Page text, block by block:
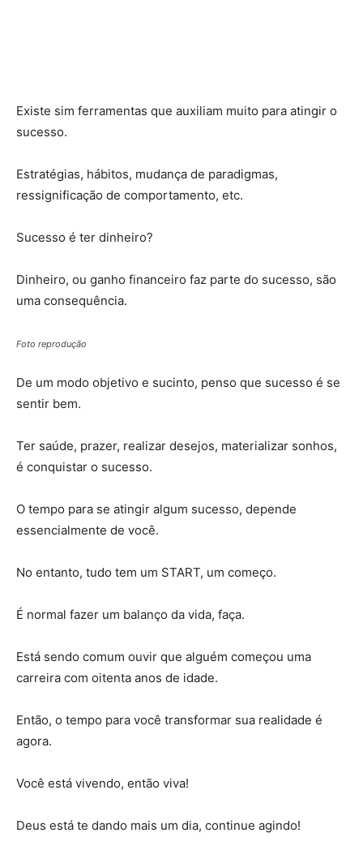
Existe sim ferramentas que auxiliam muito para atingir o
sucesso.
Estratégias, hábitos, mudança de paradigmas,
ressignificação de comportamento, etc.
Sucesso é ter dinheiro?
Dinheiro, ou ganho financeiro faz parte do sucesso, são
uma consequência.
Foto reprodução
De um modo objetivo e sucinto, penso que sucesso é se
sentir bem.
Ter saúde, prazer, realizar desejos, materializar sonhos,
é conquistar o sucesso.
O tempo para se atingir algum sucesso, depende
essencialmente de você.
No entanto, tudo tem um START, um começo.
É normal fazer um balanço da vida, faça.
Está sendo comum ouvir que alguém começou uma
carreira com oitenta anos de idade.
Então, o tempo para você transformar sua realidade é
agora.
Você está vivendo, então viva!
Deus está te dando mais um dia, continue agindo!